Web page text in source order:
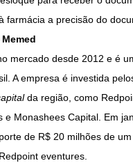
farmácia a precisão do
mercado desde 2012 e é
A empresa é investida
da região, como
e Monashees Capital. Em
de R$ 20 milhões de
eventures.